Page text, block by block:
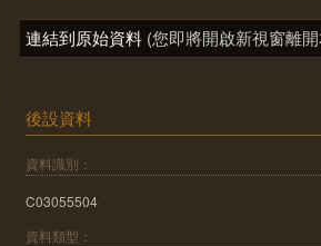
連結到原始資料 (您即將開啟新視窗離
後設資料
資料識別：
C03055504
資料類型：